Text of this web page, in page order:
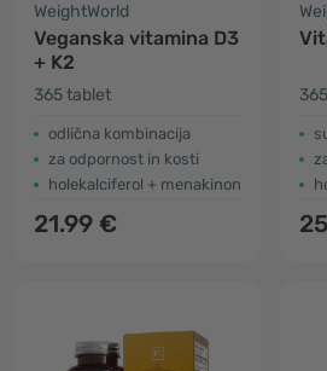
WeightWorld
Veganska vitamina D3
+ K2
365 tablet
odlična kombinacija
za odpornost in kosti
holekalciferol + menakinon
21.99 €